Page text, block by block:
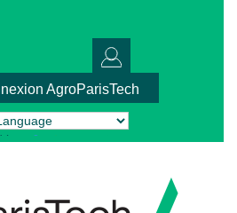
AgroParisTech
by Translate